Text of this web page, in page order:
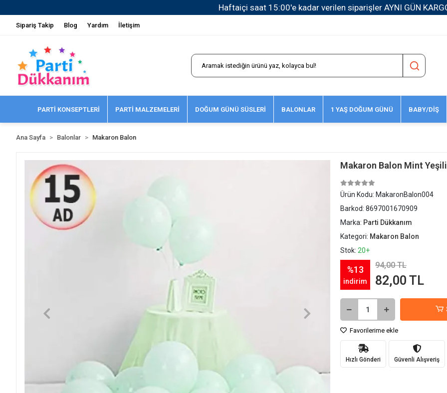
Haftaiçi saat 15:00'e kadar verilen siparişler AYNI GÜN
Sipariş Takip Blog Yardım İletişim
PARTİ KONSEPTLERİ PARTİ MALZEMELERİ DOĞUM GÜNÜ SÜSLERİ BALONLAR 1 YAŞ DOĞUM GÜNÜ BABY/DİŞ
Ana Sayfa Balonlar Makaron Balon
Makaron Balon Mint
Ürün Kodu: MakaronBalon004
Barkod: 8697001670909
Marka: Parti Dükkanım
Kategori: Makaron Balon
Stok: 20+
%13
indirim
94,00 TL
82,00 TL
Favorilerime ekle
Hızlı Gönderi Güvenli Alışveriş